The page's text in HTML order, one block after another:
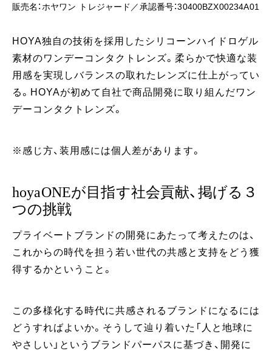
販売名：ホヤワン トレジャード／承認番号：30400BZX00234A01
HOYA独自の技術を採用したシリコーンハイドロゲル
素材のワンデーコンタクトレンズ。柔らかで快適な装
用感を実現しバランスの取れたレンズに仕上がってい
る。HOYAが初めて自社で商品開発に取り組んだワン
デーコンタクトレンズ。
※感じ方、装用感には個人差があります。
hoyaONEが目指す社会貢献、掲げる３
つの挑戦
プライベートブランドの開発にあたって考えたのは、
これからの時代を担う若い世代の共感と支持をどう獲
得するかということ。
この多様化する時代に共感されるブランドになるには
どうすればよいか。そうして辿り着いた「人と地球に
やさしい」というブランドパーパスに基づき、開発に